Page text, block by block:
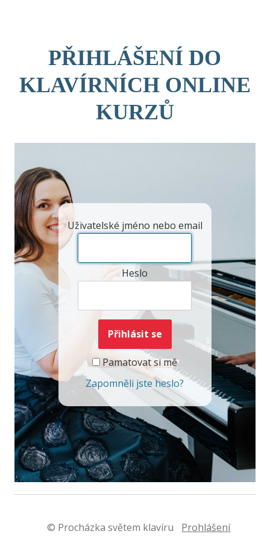
PŘIHLÁŠENÍ DO
KLAVÍRNÍCH ONLINE
KURZŮ
Uživatelské jméno nebo email
Heslo
Pamatovat si mě
Zapomněli jste heslo?
© Procházka světem klavíru Prohlášení